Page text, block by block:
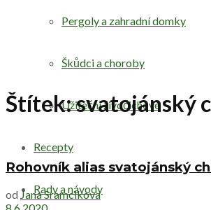
Pergoly a zahradní domky
Škůdci a choroby
Užiteční živočichové
Recepty
Rady a návody
Štítek:svatojánský
Rohovník alias svatojánský
od Jana Sramcikova